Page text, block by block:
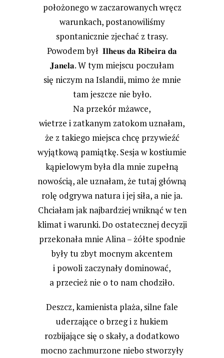
położonego w zaczarowanych wręcz
warunkach, postanowiliśmy
spontanicznie zjechać z trasy.
Powodem był 𝐈𝐥𝐡𝐞𝐮𝐬 𝐝𝐚 𝐑𝐢𝐛𝐞𝐢𝐫𝐚 𝐝𝐚
𝐉𝐚𝐧𝐞𝐥𝐚. W tym miejscu poczułam
się niczym na Islandii, mimo że mnie
tam jeszcze nie było.
Na przekór mżawce,
wietrze i zatkanym zatokom uznałam,
że z takiego miejsca chcę przywieźć
wyjątkową pamiątkę. Sesja w kostiumie
kąpielowym była dla mnie zupełną
nowością, ale uznałam, że tutaj główną
rolę odgrywa natura i jej siła, a nie ja.
Chciałam jak najbardziej wniknąć w ten
klimat i warunki. Do ostatecznej decyzji
przekonała mnie Alina – żółte spodnie
były tu zbyt mocnym akcentem
i powoli zaczynały dominować,
a przecież nie o to nam chodziło.
Deszcz, kamienista plaża, silne fale
uderzające o brzeg i z hukiem
rozbijające się o skały, a dodatkowo
mocno zachmurzone niebo stworzyły